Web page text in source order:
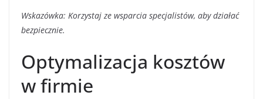
Wskazówka: Korzystaj ze wsparcia specjalistów, aby działać
bezpiecznie.
Optymalizacja kosztów
w firmie